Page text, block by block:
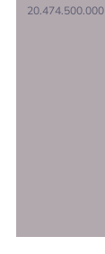
20.474.500.000